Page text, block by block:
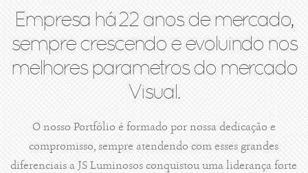
Empresa há 22 anos de mercado,
sempre crescendo e evoluindo nos
melhores parametros do mercado
Visual.
O nosso Portfólio é formado por nossa dedicação e
compromisso, sempre atendendo com esses grandes
diferenciais a JS Luminosos conquistou uma liderança forte